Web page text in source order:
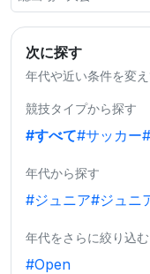
次に探す
年代や近い条件を変
競技タイプから探す
#すべて#サッカー
年代から探す
#ジュニア#ジュニ
年代をさらに絞り込む
#Open